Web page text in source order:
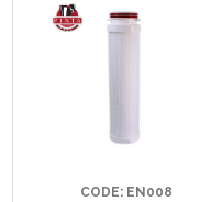
CODE: EN008